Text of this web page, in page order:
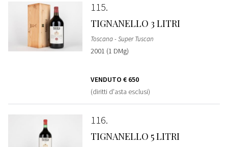
115
TIGNANELLO 3 LITRI
Toscana - Super Tuscan
2001 (1 DMg)
VENDUTO € 650
(diritti d'asta esclusi)
116
TIGNANELLO 5 LITRI